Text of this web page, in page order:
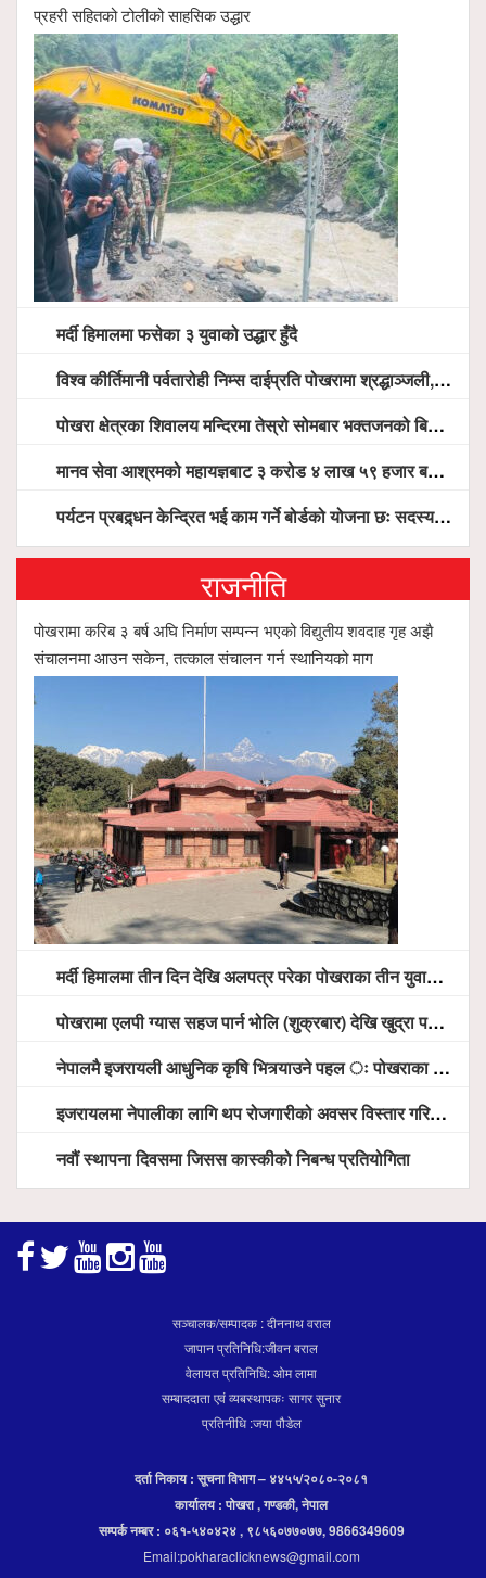
प्रहरी सहितको टोलीको साहसिक उद्धार
मर्दी हिमालमा फसेका ३ युवाको उद्धार हुँदै
विश्व कीर्तिमानी पर्वतारोही निम्स दाईप्रति पोखरामा श्रद्धाञ्जली, दीप प्रज्वलन गर्दै योगदानको प्रशंसा (भिडियो सहित)
पोखरा क्षेत्रका शिवालय मन्दिरमा तेस्रो सोमबार भक्तजनको बिहानैदेखि घुइँचो
मानव सेवा आश्रमको महायज्ञबाट ३ करोड ४ लाख ५९ हजार बचत, १ करोड ४४ लाख उठ्न बाँकी, विना संचार माध्यम तर प्रचार प्रसारमै भयो १९ लाख खर्च !
पर्यटन प्रबद्र्धन केन्द्रित भई काम गर्ने बोर्डको योजना छः सदस्य पोखरेल, चलिय पोखरालाई थप प्रभावकारी बनाउन होटल संघको माग
राजनीति
पोखरामा करिब ३ बर्ष अघि निर्माण सम्पन्न भएको विद्युतीय शवदाह गृह अझै
संचालनमा आउन सकेन, तत्काल संचालन गर्न स्थानियको माग
मर्दी हिमालमा तीन दिन देखि अलपत्र परेका पोखराका तीन युवाको सशस्त्र प्रहरी सहितको टोलीको साहसिक उद्धार
पोखरामा एलपी ग्यास सहज पार्न भोलि (शुक्रबार) देखि खुद्रा पसलबाटै बिक्रि वितरण हुने, स्टोर नगर्न आग्रह
नेपालमै इजरायली आधुनिक कृषि भित्र्याउने पहल ः पोखराका मेयर धनराज आचार्य र इजरायली राजदूतबीच सहकार्य विस्तारको संकेत
इजरायलमा नेपालीका लागि थप रोजगारीको अवसर विस्तार गरिने ः राजदूत बास
नवौं स्थापना दिवसमा जिसस कास्कीको निबन्ध प्रतियोगिता
सञ्चालक/सम्पादक : दीननाथ वराल
जापान प्रतिनिधि:जीवन बराल
वेलायत प्रतिनिधि: ओम लामा
सम्बाददाता एवं व्यबस्थापकः सागर सुनार
प्रतिनीधि :जया पौडेल
दर्ता निकाय : सूचना विभाग – ४४५५/२०८०-२०८१
कार्यालय : पोखरा , गण्डकी, नेपाल
सम्पर्क नम्बर : ०६१-५४०४२४ , ९८५६०७७०७७, 9866349609
Email:pokharaclicknews@gmail.com